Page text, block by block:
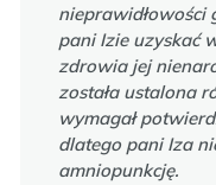
nieprawidłowości
pani Izie uzyskać
zdrowia jej
została ustalona
wymagał
dlatego pani Iza
amniopunkcję.